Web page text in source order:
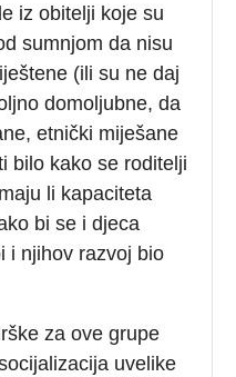
iz obitelji koje su
sumnjom da nisu
(ili su ne daj
domoljubne, da
etnički miješane
bilo kako se roditelji
li kapaciteta
bi se i djeca
i njihov razvoj bio
za ove grupe
uvelike